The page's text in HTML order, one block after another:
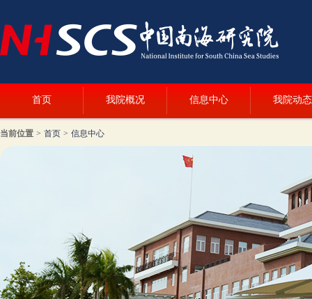
首页 我院概况 信息中心 我院动态
当前位置 > 首页 > 信息中心